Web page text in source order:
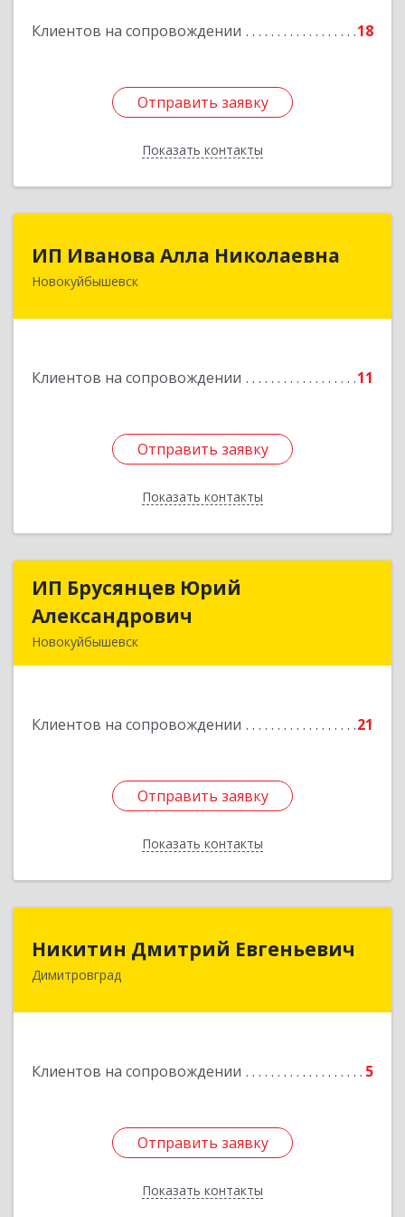
Клиентов на сопровождении 18
Отправить заявку
Показать контакты
Подробнее
Отправить заявку
Назад
ИП Иванова Алла Николаевна
Новокуйбышевск
Клиентов на сопровождении 11
Отправить заявку
Показать контакты
Отправить заявку
Назад
ИП Брусянцев Юрий
Александрович
Новокуйбышевск
Клиентов на сопровождении 21
Отправить заявку
Показать контакты
ИП Брусянцев Юрий
Подробнее
Отправить заявку
Назад
Никитин Дмитрий Евгеньевич
Димитровград
Клиентов на сопровождении 5
Отправить заявку
Показать контакты
Никитин Дмитрий Евгеньевич
Отправить заявку
Назад